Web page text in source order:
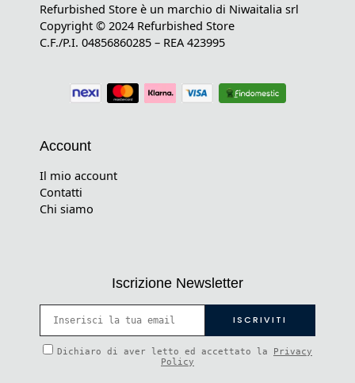
Refurbished Store è un marchio di Niwaitalia srl
Copyright © 2024 Refurbished Store
C.F./P.I. 04856860285 – REA 423995
Account
Il mio account
Contatti
Chi siamo
Iscrizione Newsletter
Dichiaro di aver letto ed accettato la
Privacy
Policy